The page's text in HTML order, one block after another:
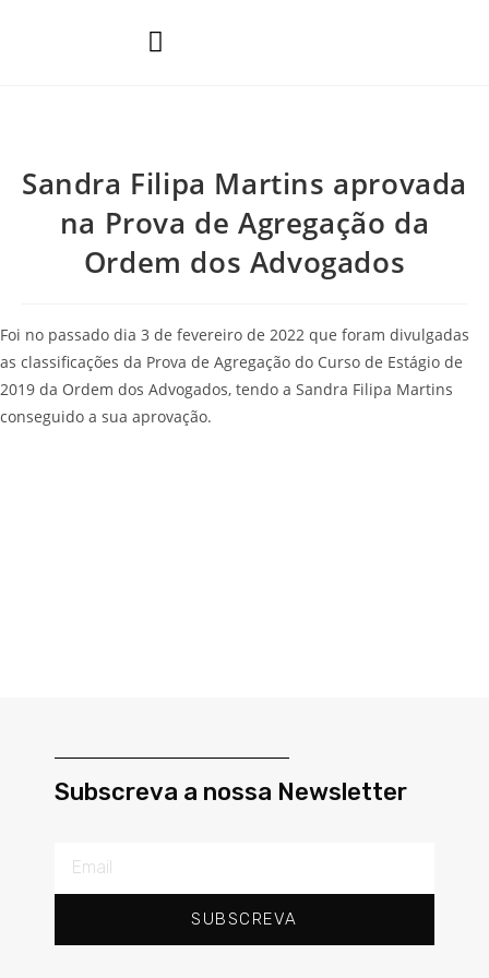
Sandra Filipa Martins aprovada
na Prova de Agregação da
Ordem dos Advogados
Foi no passado dia 3 de fevereiro de 2022 que foram divulgadas
as classificações da Prova de Agregação do Curso de Estágio de
2019 da Ordem dos Advogados, tendo a Sandra Filipa Martins
conseguido a sua aprovação.
Subscreva a nossa Newsletter
SUBSCREVA